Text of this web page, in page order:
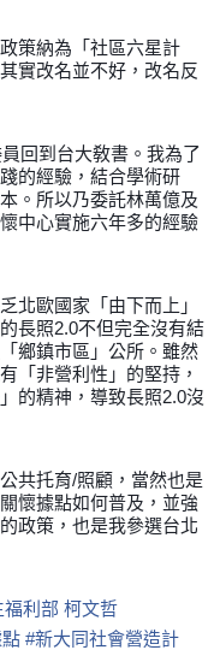
策納為「社區六星計
實改名並不好，改名反
回到台大敎書。我為了
的經驗，結合學術研
。所以乃委託林萬億及
中心實施六年多的經驗
北歐國家「由下而上」
長照2.0不但完全沒有結
鄉鎮市區」公所。雖然
「非營利性」的堅持，
的精神，導致長照2.0沒
共托育/照顧，當然也是
懷據點如何普及，並強
政策，也是我參選台北
福利部 柯文哲
#新大同社會營造計